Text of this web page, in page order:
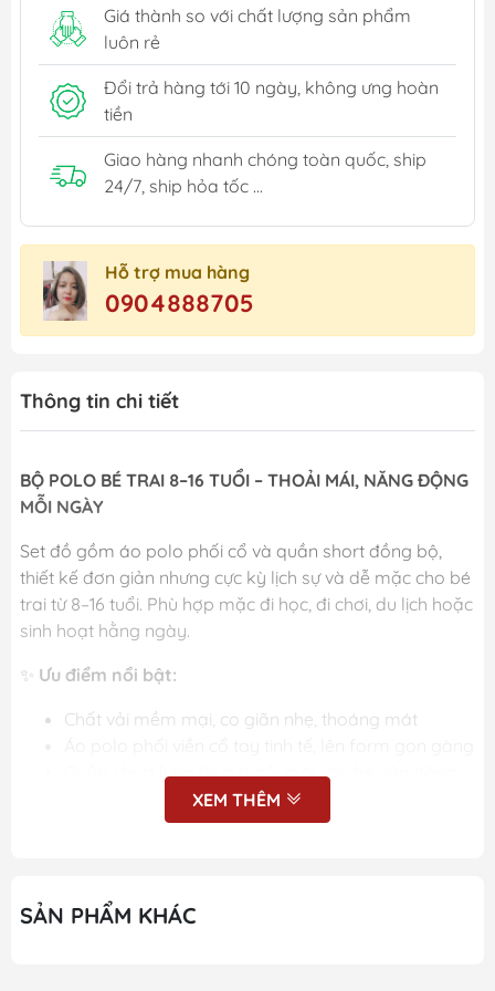
Giá thành so với chất lượng sản phẩm
luôn rẻ
Đổi trả hàng tới 10 ngày, không ưng hoàn
tiền
Giao hàng nhanh chóng toàn quốc, ship
24/7, ship hỏa tốc ...
Hỗ trợ mua hàng
0904888705
Thông tin chi tiết
BỘ POLO BÉ TRAI 8–16 TUỔI – THOẢI MÁI, NĂNG ĐỘNG
MỖI NGÀY
Set đồ gồm áo polo phối cổ và quần short đồng bộ,
thiết kế đơn giản nhưng cực kỳ lịch sự và dễ mặc cho bé
trai từ 8–16 tuổi. Phù hợp mặc đi học, đi chơi, du lịch hoặc
sinh hoạt hằng ngày.
✨ Ưu điểm nổi bật:
Chất vải mềm mại, co giãn nhẹ, thoáng mát
Quần short lưng thun thoải mái cho bé vận động
Màu sắc nhã nhặn, dễ phối giày dép và phụ kiện
Form chuẩn cho bé trai lớn, mặc năng động và
📌 Thông tin sản phẩm:
XEM THÊM
SẢN PHẨM KHÁC